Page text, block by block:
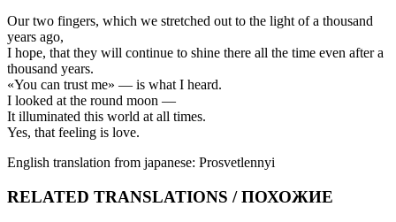
Our two fingers, which we stretched out to the light of a thousand
years ago,
I hope, that they will continue to shine there all the time even after a
thousand years.
«You can trust me» — is what I heard.
I looked at the round moon —
It illuminated this world at all times.
Yes, that feeling is love.
English translation from japanese: Prosvetlennyi
RELATED TRANSLATIONS / ПОХОЖИЕ